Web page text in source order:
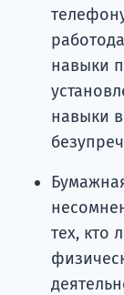
навыки
навыки
тех, кто